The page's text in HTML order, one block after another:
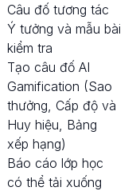
Câu đố tương tác
Ý tưởng và mẫu bài
kiểm tra
Tạo câu đố AI
Gamification (Sao
thưởng, Cấp độ và
Huy hiệu, Bảng
xếp hạng)
Báo cáo lớp học
có thể tải xuống